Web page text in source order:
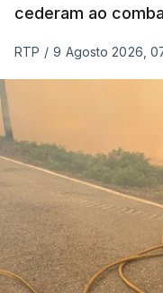
cederam ao
RTP / 9 Agosto 2026,